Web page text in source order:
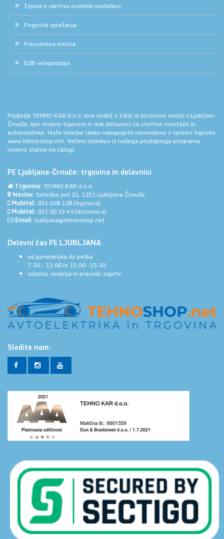
Izjava o varstvu osebnih podatkov
Pogosta vprašanja
Prevzemna mesta
B2B veleprodaja
Podjetje TEHNO KAR d.o.o. ima sedež v Idriji in poslovno enoto v Ljubljani-
Črnuče, kjer imamo trgovino in dve delavnici za storitve montaže in
avtoelektrike. Naše izdelke lahko nakupujete neomejeno v spletni trgovini
www.tehnoshop.net. Večino izdelkov iz našega prodajnega programa
imamo stalno na zalogi.
PE Ljubljana-Črnuče: trgovina in delavnici
Trgovina: TEHNO KAR d.o.o.
Naslov: Soteška pot 21, 1231 Ljubljana-Črnuče
Mobitel: 031 028 128 (trgovina)
Mobitel: 031 00 33 49 (delavnica)
Email: ljubljana@tehnoshop.net
Delovni čas PE LJUBLJANA
od ponedeljka do petka
7:30 - 12:00 in 13:00 -15:30
sobota, nedelja in prazniki:zaprto
Sledite nam: